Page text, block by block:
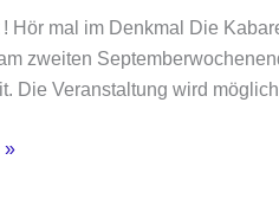
Hör mal im Denkmal Die
zweiten
Die Veranstaltung wird
»